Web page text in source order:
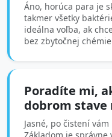
Áno, horúca para je
takmer všetky
ideálna voľba, ak
bez zbytočnej
Poradíte mi,
dobrom stave
Jasné, po čistení